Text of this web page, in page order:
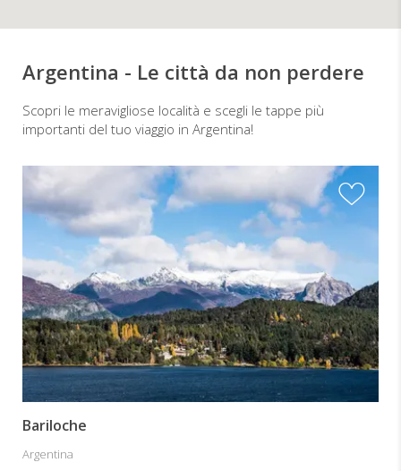
Argentina - Le città da non perdere
Scopri le meravigliose località e scegli le tappe più
importanti del tuo viaggio in Argentina!
Bariloche
Argentina